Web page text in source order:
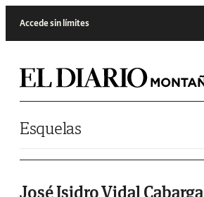
Accede sin límites
Esquelas
José Isidro Vidal Cabarga